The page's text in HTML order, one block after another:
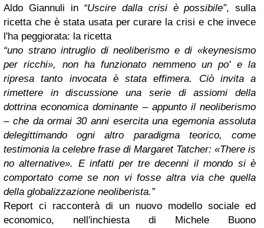
Aldo Giannuli in “Uscire dalla crisi è possibile”, sulla
ricetta che è stata usata per curare la crisi e che invece
l'ha peggiorata: la ricetta
“uno strano intruglio di neoliberismo e di «keynesismo
per ricchi», non ha funzionato nemmeno un po' e la
ripresa tanto invocata è stata effimera. Ciò invita a
rimettere in discussione una serie di assiomi della
dottrina economica dominante – appunto il neoliberismo
– che da ormai 30 anni esercita una egemonia assoluta
delegittimando ogni altro paradigma teorico, come
testimonia la celebre frase di Margaret Tatcher: «There is
no alternative». E infatti per tre decenni il mondo si è
comportato come se non vi fosse altra via che quella
della globalizzazione neoliberista.”
Report ci racconterà di un nuovo modello sociale ed
economico, nell'inchiesta di Michele Buono